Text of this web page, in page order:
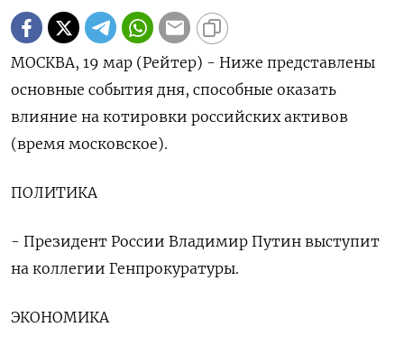
МОСКВА, 19 мар (Рейтер) - Ниже представлены
основные события дня, способные оказать
влияние на котировки российских активов
(время московское).
ПОЛИТИКА
- Президент России Владимир Путин выступит
на коллегии Генпрокуратуры.
ЭКОНОМИКА